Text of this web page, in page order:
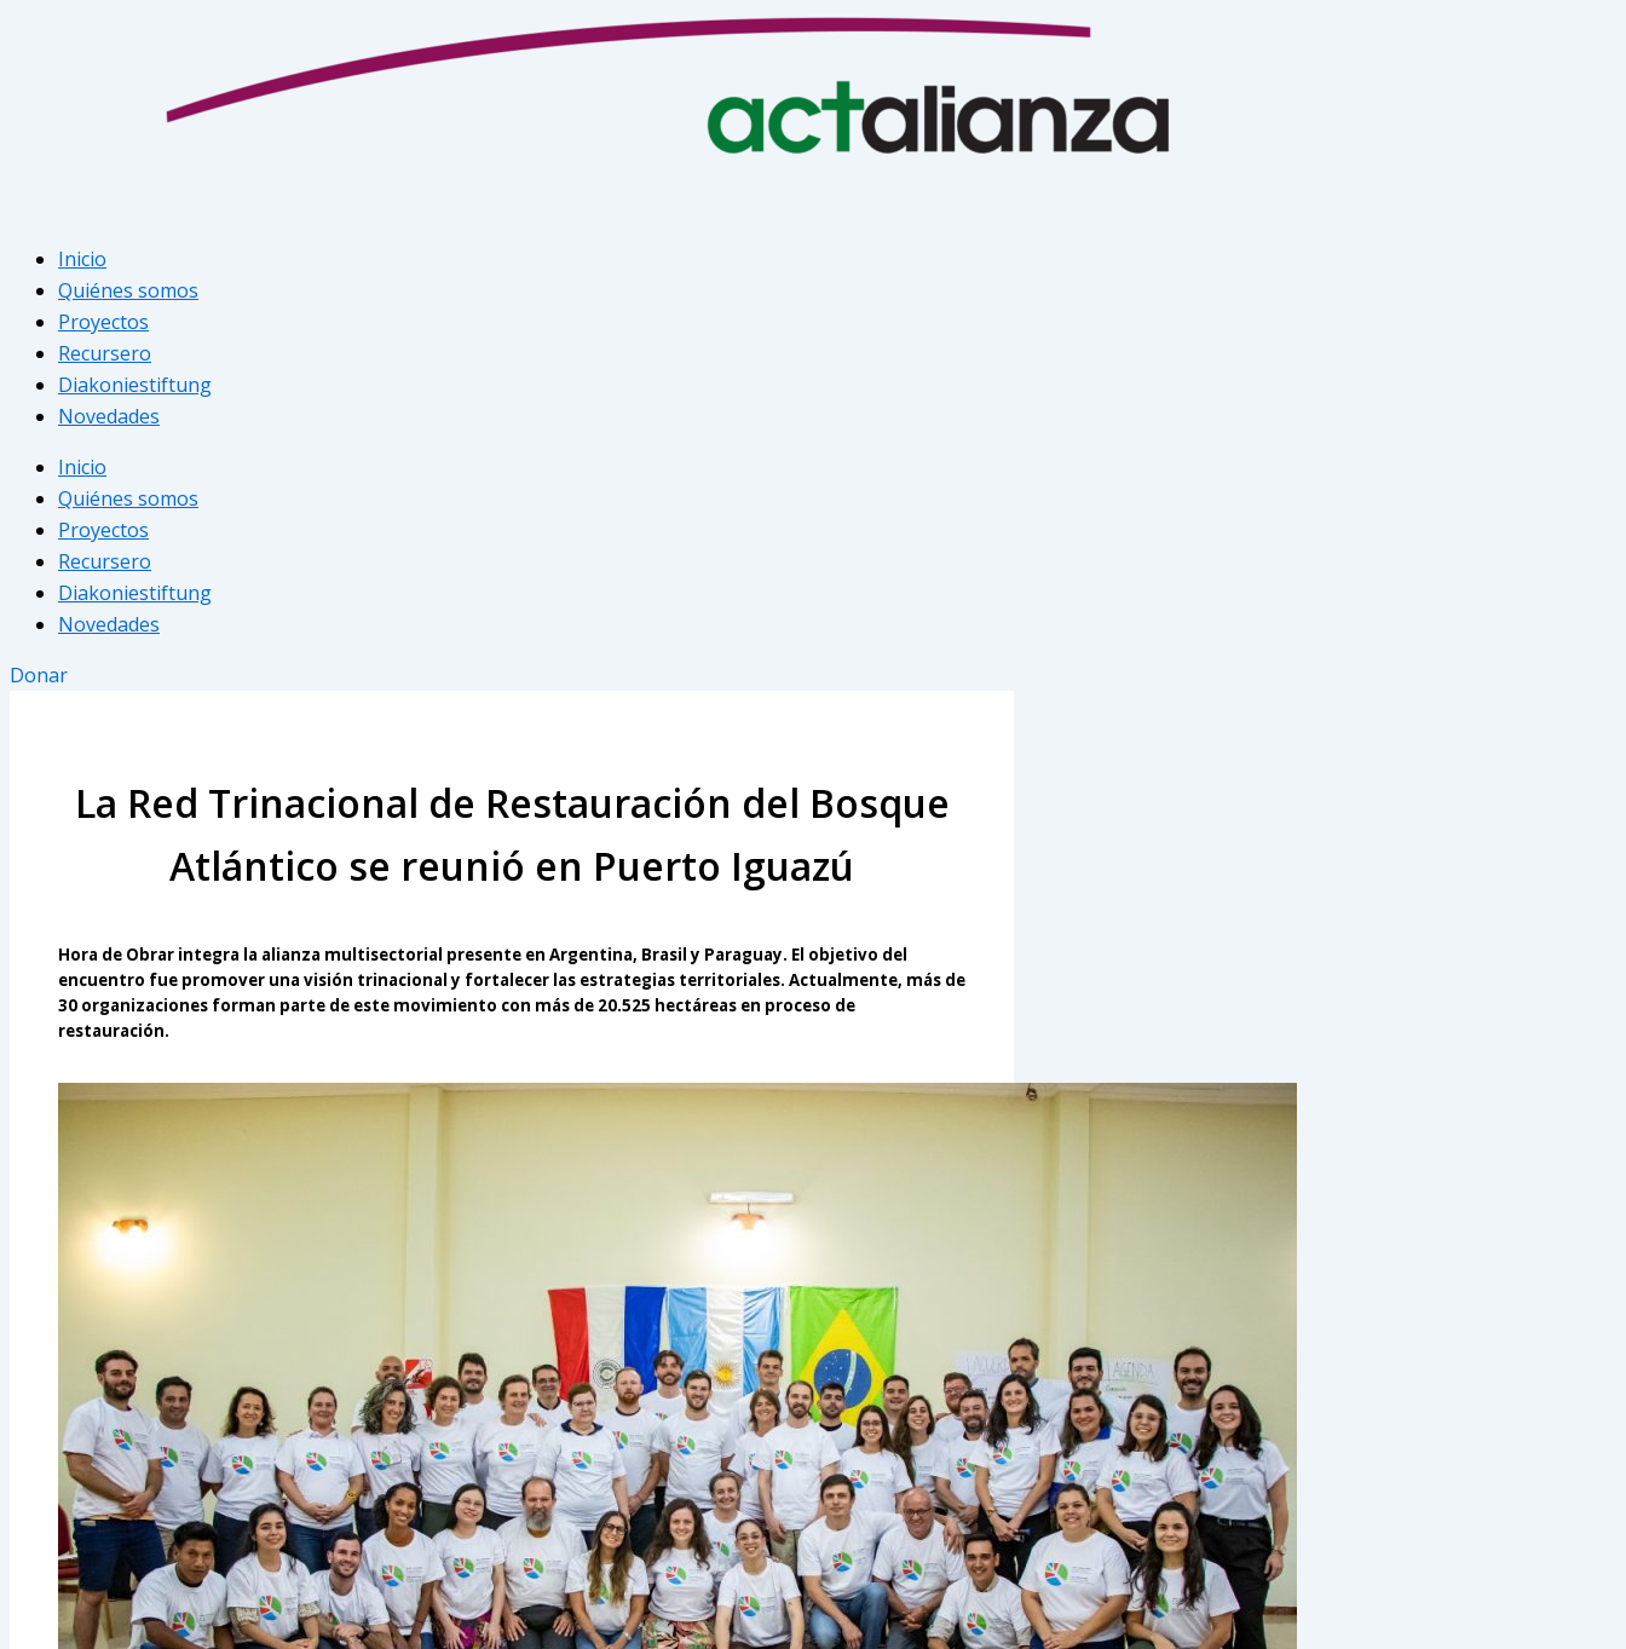
Inicio
Quiénes somos
Proyectos
Recursero
Diakoniestiftung
Novedades
Inicio
Quiénes somos
Proyectos
Recursero
Diakoniestiftung
Novedades
Donar
La Red Trinacional de Restauración del Bosque
Atlántico se reunió en Puerto Iguazú
Hora de Obrar integra la alianza multisectorial presente en Argentina, Brasil y Paraguay. El objetivo del
encuentro fue promover una visión trinacional y fortalecer las estrategias territoriales. Actualmente, más de
30 organizaciones forman parte de este movimiento con más de 20.525 hectáreas en proceso de
restauración.